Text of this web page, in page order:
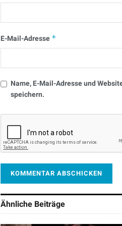
E-Mail-Adresse *
Name, E-Mail-Adresse und
speichern.
Ähnliche Beiträge